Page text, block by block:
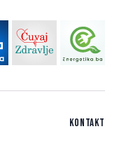
Kontakt